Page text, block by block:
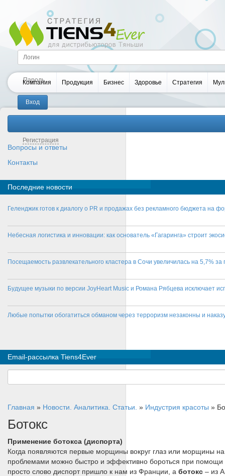
Регистрация
Компания Продукция Бизнес Здоровье Стратегия
Вопросы и ответы
Контакты
Последние новости
Геленджик готов к диалогу о PR и продажах без рекламного бюджета на
Небесная логистика и инновации: как основатель «Гагаринга» строит
Посещаемость развлекательного кластера в Сочи увеличилась на 5,7% за
Будущее музыки по версии JoyHeart Music и Романа Рябцева исключает
Любые попытки обогатиться обманом через терроризм незаконны и
Email-рассылка Tiens4Ever
Главная » Новости. Аналитика. Статьи. » Индустрия красоты »
Ботокс
Применение ботокса (диспорта)
Когда появляются первые морщины вокруг глаз или морщины
проблемами можно быстро и эффективно бороться при помощи
просто слово диспорт пришло к нам из Франции, а ботокс – из